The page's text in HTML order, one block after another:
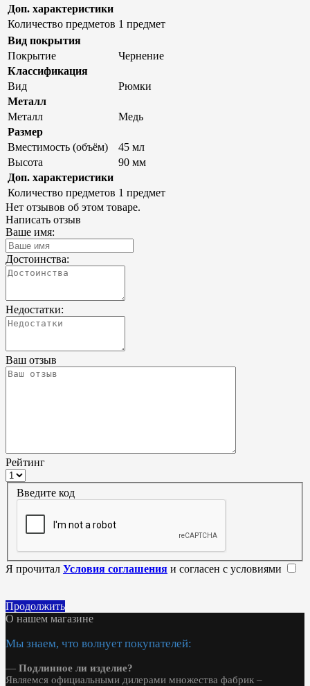
Доп. характеристики
Количество предметов 1 предмет
Вид покрытия
Покрытие
Чернение
Классификация
Вид
Рюмки
Металл
Металл
Медь
Размер
Вместимость (объём)
45 мл
Высота
90 мм
Доп. характеристики
Количество предметов 1 предмет
Нет отзывов об этом товаре.
Написать отзыв
Ваше имя:
Достоинства:
Недостатки:
Ваш отзыв
Рейтинг
Введите код
Я прочитал Условия соглашения и согласен с условиями
Продолжить
О нашем магазине
Мы знаем, что волнует покупателей:
— Подлинное ли изделие?
Являемся официальными дилерами множества фабрик –